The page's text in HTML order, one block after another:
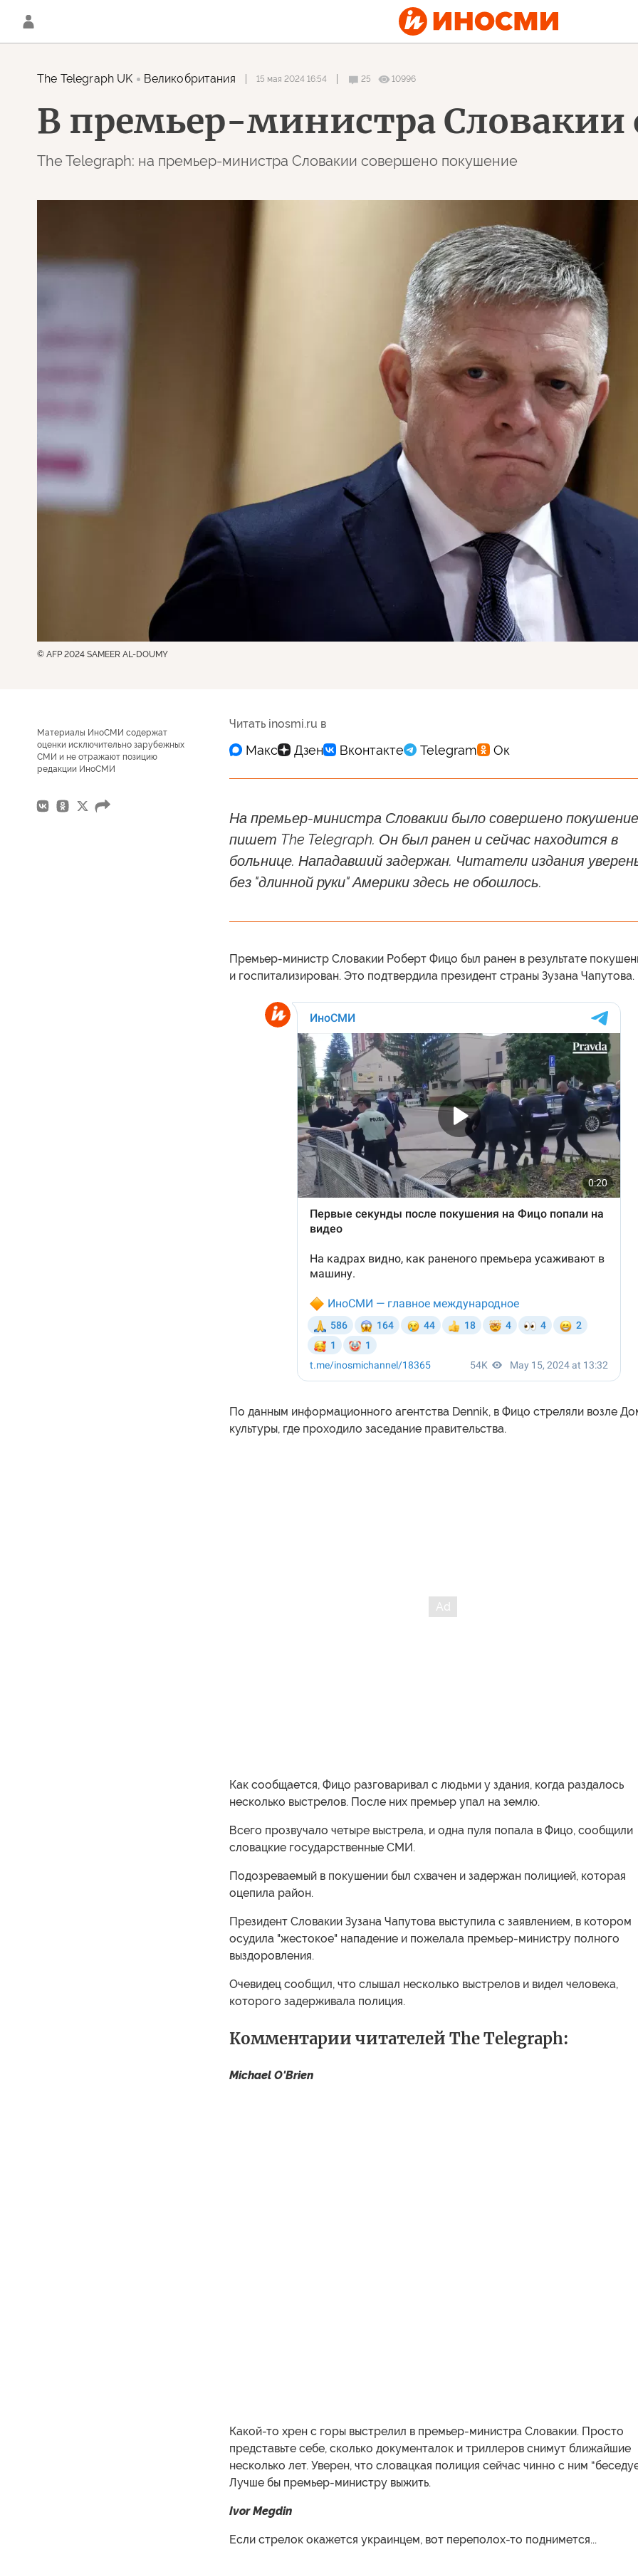
The Telegraph UK Великобритания 15 мая 2024 16:54 25 10996
В премьер-министра Словакии
The Telegraph: на премьер-министра Словакии совершено покушение
© AFP 2024 SAMEER AL-DOUMY
Материалы ИноСМИ содержат
оценки исключительно зарубежных
СМИ и не отражают позицию
редакции ИноСМИ
Читать inosmi.ru в
На премьер-министра Словакии было совершено
пишет The Telegraph. Он был ранен и сейчас находится в
больнице. Нападавший задержан. Читатели издания
без "длинной руки" Америки здесь не обошлось.
Премьер-министр Словакии Роберт Фицо был ранен в результате
и госпитализирован. Это подтвердила президент страны Зузана Чапутова.
По данным информационного агентства Dennik, в Фицо стреляли возле
культуры, где проходило заседание правительства.
Как сообщается, Фицо разговаривал с людьми у здания, когда раздалось
несколько выстрелов. После них премьер упал на землю.
Всего прозвучало четыре выстрела, и одна пуля попала в Фицо, сообщили
словацкие государственные СМИ.
Подозреваемый в покушении был схвачен и задержан полицией, которая
оцепила район.
Президент Словакии Зузана Чапутова выступила с заявлением, в котором
осудила "жестокое" нападение и пожелала премьер-министру полного
выздоровления.
Очевидец сообщил, что слышал несколько выстрелов и видел человека,
которого задерживала полиция.
Комментарии читателей The Telegraph:
Michael O'Brien
Какой-то хрен с горы выстрелил в премьер-министра Словакии. Просто
представьте себе, сколько документалок и триллеров снимут ближайшие
несколько лет. Уверен, что словацкая полиция сейчас чинно с ним
Лучше бы премьер-министру выжить.
Ivor Megdin
Если стрелок окажется украинцем, вот переполох-то поднимется...